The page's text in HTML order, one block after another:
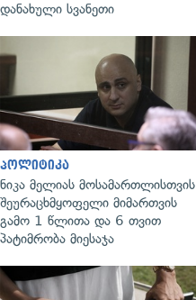
დანახული სვანეთი
პოლიტიკა
ნიკა მელიას მოსამართლისთვის
შეურაცხმყოფელი მიმართვის
გამო 1 წლითა და 6 თვით
პატიმრობა მიესაჯა